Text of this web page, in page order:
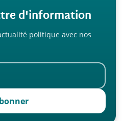
d'information
politique avec nos